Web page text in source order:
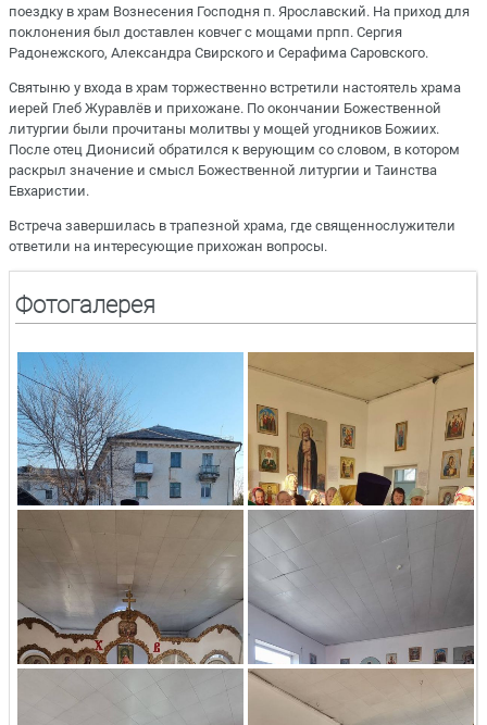
поездку в храм Вознесения Господня п. Ярославский. На приход для
поклонения был доставлен ковчег с мощами прпп. Сергия
Радонежского, Александра Свирского и Серафима Саровского.
Святыню у входа в храм торжественно встретили настоятель храма
иерей Глеб Журавлёв и прихожане. По окончании Божественной
литургии были прочитаны молитвы у мощей угодников Божиих.
После отец Дионисий обратился к верующим со словом, в котором
раскрыл значение и смысл Божественной литургии и Таинства
Евхаристии.
Встреча завершилась в трапезной храма, где священнослужители
ответили на интересующие прихожан вопросы.
Фотогалерея